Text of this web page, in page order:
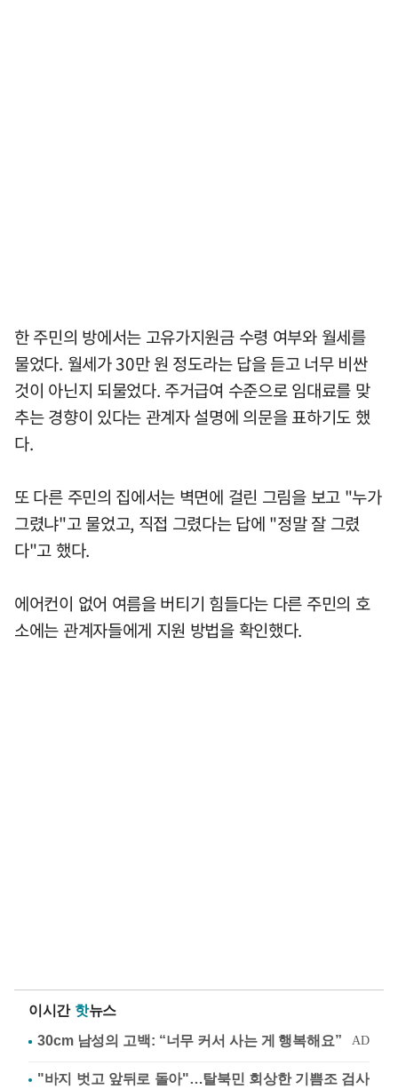
한 주민의 방에서는 고유가지원금 수령 여부와 월세를
물었다. 월세가 30만 원 정도라는 답을 듣고 너무 비싼
것이 아닌지 되물었다. 주거급여 수준으로 임대료를 맞
추는 경향이 있다는 관계자 설명에 의문을 표하기도 했
다.
또 다른 주민의 집에서는 벽면에 걸린 그림을 보고 "누가
그렸냐"고 물었고, 직접 그렸다는 답에 "정말 잘 그렸
다"고 했다.
에어컨이 없어 여름을 버티기 힘들다는 다른 주민의 호
소에는 관계자들에게 지원 방법을 확인했다.
이시간 핫뉴스
"바지 벗고 앞뒤로 돌아"…탈북민 회상한 기쁨조 검사